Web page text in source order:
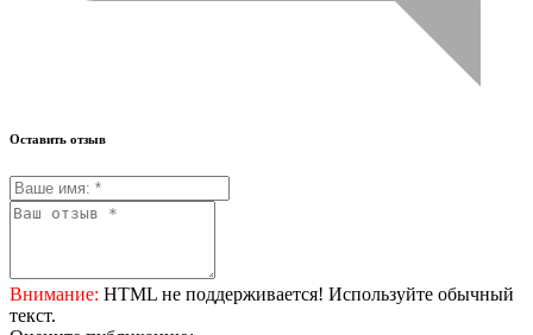
Оставить отзыв
Внимание: HTML не поддерживается! Используйте обычный
текст.